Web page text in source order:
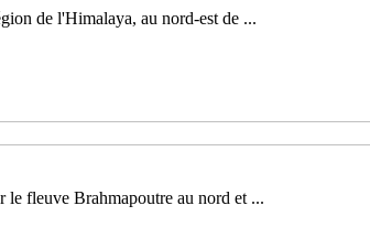
de l'Himalaya, au nord-est de ...
le fleuve Brahmapoutre au nord et ...